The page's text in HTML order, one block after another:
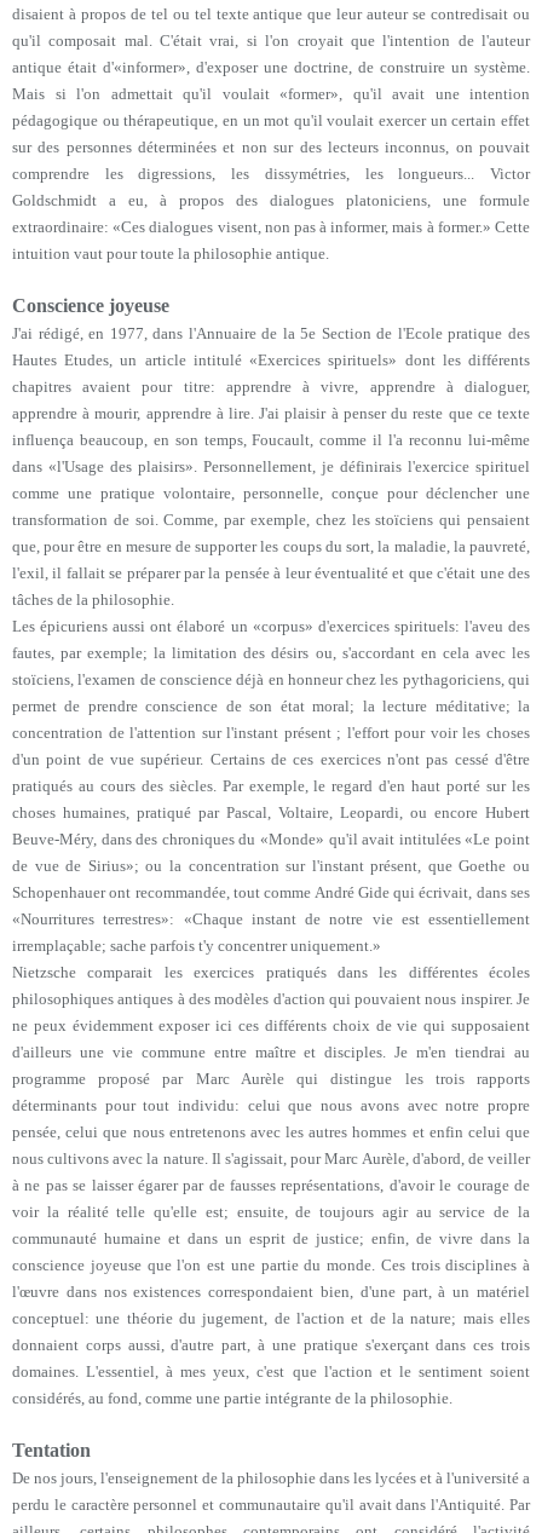
disaient à propos de tel ou tel texte antique que leur auteur se contredisait ou
qu'il composait mal. C'était vrai, si l'on croyait que l'intention de l'auteur
antique était d'«informer», d'exposer une doctrine, de construire un système.
Mais si l'on admettait qu'il voulait «former», qu'il avait une intention
pédagogique ou thérapeutique, en un mot qu'il voulait exercer un certain effet
sur des personnes déterminées et non sur des lecteurs inconnus, on pouvait
comprendre les digressions, les dissymétries, les longueurs... Victor
Goldschmidt a eu, à propos des dialogues platoniciens, une formule
extraordinaire: «Ces dialogues visent, non pas à informer, mais à former.» Cette
intuition vaut pour toute la philosophie antique.
Conscience joyeuse
J'ai rédigé, en 1977, dans l'Annuaire de la 5e Section de l'Ecole pratique des
Hautes Etudes, un article intitulé «Exercices spirituels» dont les différents
chapitres avaient pour titre: apprendre à vivre, apprendre à dialoguer,
apprendre à mourir, apprendre à lire. J'ai plaisir à penser du reste que ce texte
influença beaucoup, en son temps, Foucault, comme il l'a reconnu lui-même
dans «l'Usage des plaisirs». Personnellement, je définirais l'exercice spirituel
comme une pratique volontaire, personnelle, conçue pour déclencher une
transformation de soi. Comme, par exemple, chez les stoïciens qui pensaient
que, pour être en mesure de supporter les coups du sort, la maladie, la pauvreté,
l'exil, il fallait se préparer par la pensée à leur éventualité et que c'était une des
tâches de la philosophie.
Les épicuriens aussi ont élaboré un «corpus» d'exercices spirituels: l'aveu des
fautes, par exemple; la limitation des désirs ou, s'accordant en cela avec les
stoïciens, l'examen de conscience déjà en honneur chez les pythagoriciens, qui
permet de prendre conscience de son état moral; la lecture méditative; la
concentration de l'attention sur l'instant présent ; l'effort pour voir les choses
d'un point de vue supérieur. Certains de ces exercices n'ont pas cessé d'être
pratiqués au cours des siècles. Par exemple, le regard d'en haut porté sur les
choses humaines, pratiqué par Pascal, Voltaire, Leopardi, ou encore Hubert
Beuve-Méry, dans des chroniques du «Monde» qu'il avait intitulées «Le point
de vue de Sirius»; ou la concentration sur l'instant présent, que Goethe ou
Schopenhauer ont recommandée, tout comme André Gide qui écrivait, dans ses
«Nourritures terrestres»: «Chaque instant de notre vie est essentiellement
irremplaçable; sache parfois t'y concentrer uniquement.»
Nietzsche comparait les exercices pratiqués dans les différentes écoles
philosophiques antiques à des modèles d'action qui pouvaient nous inspirer. Je
ne peux évidemment exposer ici ces différents choix de vie qui supposaient
d'ailleurs une vie commune entre maître et disciples. Je m'en tiendrai au
programme proposé par Marc Aurèle qui distingue les trois rapports
déterminants pour tout individu: celui que nous avons avec notre propre
pensée, celui que nous entretenons avec les autres hommes et enfin celui que
nous cultivons avec la nature. Il s'agissait, pour Marc Aurèle, d'abord, de veiller
à ne pas se laisser égarer par de fausses représentations, d'avoir le courage de
voir la réalité telle qu'elle est; ensuite, de toujours agir au service de la
communauté humaine et dans un esprit de justice; enfin, de vivre dans la
conscience joyeuse que l'on est une partie du monde. Ces trois disciplines à
l'œuvre dans nos existences correspondaient bien, d'une part, à un matériel
conceptuel: une théorie du jugement, de l'action et de la nature; mais elles
donnaient corps aussi, d'autre part, à une pratique s'exerçant dans ces trois
domaines. L'essentiel, à mes yeux, c'est que l'action et le sentiment soient
considérés, au fond, comme une partie intégrante de la philosophie.
Tentation
De nos jours, l'enseignement de la philosophie dans les lycées et à l'université a
perdu le caractère personnel et communautaire qu'il avait dans l'Antiquité. Par